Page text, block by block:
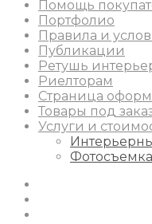
Помощь
Портфолио
Правила и
Публикации
Ретушь
Риелторам
Страница
Товары под
Услуги и